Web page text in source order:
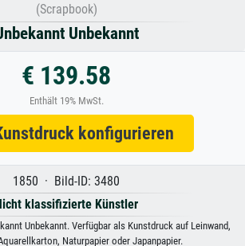
(Scrapbook)
Unbekannt
€ 139.58
Enthält 19% MwSt.
konfigurieren
1850 · Bild-ID: 3480
klassifizierte Künstler
Unbekannt. Verfügbar als Kunstdruck auf Leinwand,
Naturpapier oder Japanpapier.